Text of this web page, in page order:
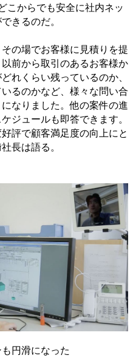
こからでも安全に社内ネッ
きるのだ。
の場でお客様に見積りを提
前から取引のあるお客様か
れくらい残っているのか、
るのかなど、様々な問い合
なりました。他の案件の進
ジュールも即答できます。
評で顧客満足度の向上にと
長は語る。
円滑になった